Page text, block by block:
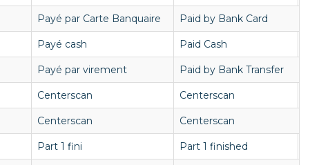
Payé par Carte Banquaire Paid by Bank Card
Payé cash Paid Cash
Payé par virement Paid by Bank Transfer
Centerscan Centerscan
Centerscan Centerscan
Part 1 fini Part 1 finished